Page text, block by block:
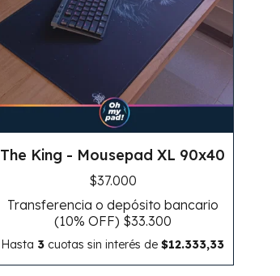
The King - Mousepad XL 90x40
$37.000
Transferencia o depósito bancario
(10% OFF) $33.300
Hasta 3 cuotas sin interés de $12.333,33